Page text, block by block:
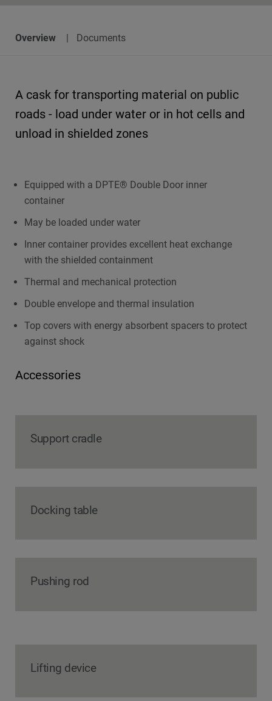
Overview Documents
A cask for transporting material on public
roads - load under water or in hot cells and
unload in shielded zones
Equipped with a DPTE® Double Door inner
container
May be loaded under water
Inner container provides excellent heat exchange
with the shielded containment
Thermal and mechanical protection
Double envelope and thermal insulation
Top covers with energy absorbent spacers to protect
against shock
Accessories
Support cradle
Docking table
Pushing rod
Lifting device